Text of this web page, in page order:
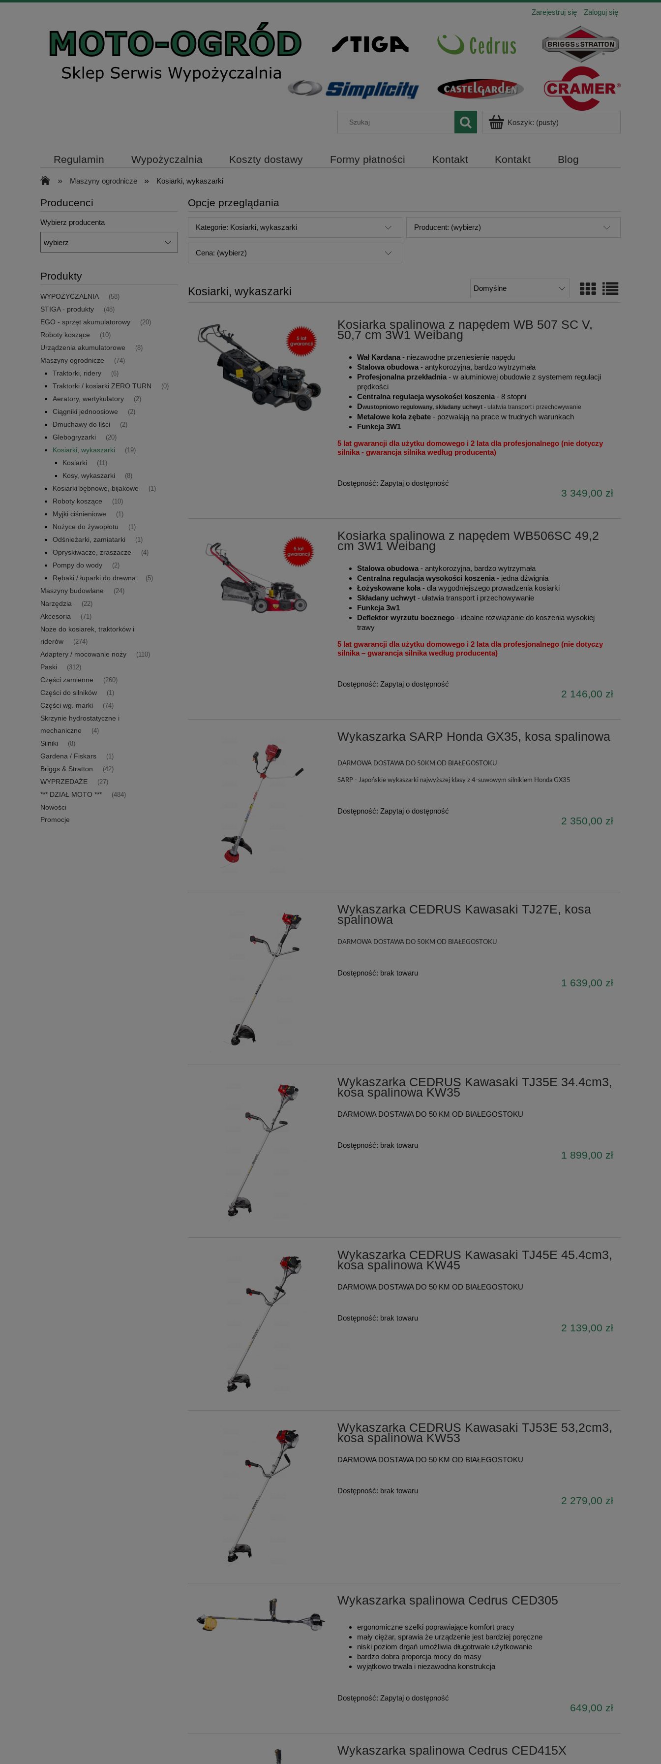
Zarejestruj się Zaloguj się
Koszyk: (pusty)
Regulamin Wypożyczalnia Koszty dostawy Formy płatności Kontakt Kontakt Blog
» Maszyny ogrodnicze » Kosiarki, wykaszarki
Producenci
Wybierz producenta
Produkty
WYPOŻYCZALNIA (58)
STIGA - produkty (48)
EGO - sprzęt akumulatorowy (20)
Roboty koszące (10)
Urządzenia akumulatorowe (8)
Maszyny ogrodnicze (74)
Traktorki, ridery (6)
Traktorki / kosiarki ZERO TURN (0)
Aeratory, wertykulatory (2)
Ciągniki jednoosiowe (2)
Dmuchawy do liści (2)
Glebogryzarki (20)
Kosiarki, wykaszarki (19)
Kosiarki (11)
Kosy, wykaszarki (8)
Kosiarki bębnowe, bijakowe (1)
Roboty koszące (10)
Myjki ciśnieniowe (1)
Nożyce do żywopłotu (1)
Odśnieżarki, zamiatarki (1)
Opryskiwacze, zraszacze (4)
Pompy do wody (2)
Rębaki / łuparki do drewna (5)
Maszyny budowlane (24)
Narzędzia (22)
Akcesoria (71)
Noże do kosiarek, traktorków i
riderów
(274)
Adaptery / mocowanie noży (110)
Paski (312)
Części zamienne (260)
Części do silników (1)
Części wg. marki (74)
Skrzynie hydrostatyczne i
mechaniczne
(4)
Silniki (8)
Gardena / Fiskars (1)
Briggs & Stratton (42)
WYPRZEDAŻE (27)
*** DZIAŁ MOTO *** (484)
Nowości
Promocje
Opcje przeglądania
Kategorie: Kosiarki, wykaszarki Producent: (wybierz)
Cena: (wybierz)
Kosiarki, wykaszarki
Kosiarka spalinowa z napędem WB 507 SC V,
50,7 cm 3W1 Weibang
Wał Kardana - niezawodne przeniesienie napędu
Stalowa obudowa - antykorozyjna, bardzo wytrzymała
Profesjonalna przekładnia - w aluminiowej obudowie z systemem regulacji
prędkości
Centralna regulacja wysokości koszenia - 8 stopni
Dwustopniowo regulowany, składany uchwyt - ułatwia transport i przechowywanie
Metalowe koła zębate - pozwalają na prace w trudnych warunkach
Funkcja 3W1
5 lat gwarancji dla użytku domowego i 2 lata dla profesjonalnego (nie dotyczy
silnika - gwarancja silnika według producenta)
Dostępność: Zapytaj o dostępność
3 349,00 zł
Kosiarka spalinowa z napędem WB506SC 49,2
cm 3W1 Weibang
Stalowa obudowa - antykorozyjna, bardzo wytrzymała
Centralna regulacja wysokości koszenia - jedna dźwignia
Łożyskowane koła - dla wygodniejszego prowadzenia kosiarki
Składany uchwyt - ułatwia transport i przechowywanie
Funkcja 3w1
Deflektor wyrzutu bocznego- idealne rozwiązanie do koszenia wysokiej
trawy
5 lat gwarancji dla użytku domowego i 2 lata dla profesjonalnego (nie dotyczy
silnika – gwarancja silnika według producenta)
Dostępność: Zapytaj o dostępność
2 146,00 zł
Wykaszarka SARP Honda GX35, kosa spalinowa
DARMOWA DOSTAWA DO 50KM OD BIAŁEGOSTOKU
SARP - Japońskie wykaszarki najwyższej klasy z 4-suwowym silnikiem Honda GX35
Dostępność: Zapytaj o dostępność
2 350,00 zł
Wykaszarka CEDRUS Kawasaki TJ27E, kosa
spalinowa
DARMOWA DOSTAWA DO 50KM OD BIAŁEGOSTOKU
Dostępność: brak towaru
1 639,00 zł
Wykaszarka CEDRUS Kawasaki TJ35E 34.4cm3,
kosa spalinowa KW35
DARMOWA DOSTAWA DO 50 KM OD BIAŁEGOSTOKU
Dostępność: brak towaru
1 899,00 zł
Wykaszarka CEDRUS Kawasaki TJ45E 45.4cm3,
kosa spalinowa KW45
DARMOWA DOSTAWA DO 50 KM OD BIAŁEGOSTOKU
Dostępność: brak towaru
2 139,00 zł
Wykaszarka CEDRUS Kawasaki TJ53E 53,2cm3,
kosa spalinowa KW53
DARMOWA DOSTAWA DO 50 KM OD BIAŁEGOSTOKU
Dostępność: brak towaru
2 279,00 zł
Wykaszarka spalinowa Cedrus CED305
ergonomiczne szelki poprawiające komfort pracy
mały ciężar, sprawia że urządzenie jest bardziej poręczne
niski poziom drgań umożliwia długotrwałe użytkowanie
bardzo dobra proporcja mocy do masy
wyjątkowo trwała i niezawodna konstrukcja
Dostępność: Zapytaj o dostępność
649,00 zł
Wykaszarka spalinowa Cedrus CED415X